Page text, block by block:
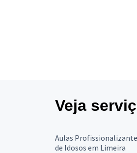
Veja
Aulas
de Idosos em Limeira